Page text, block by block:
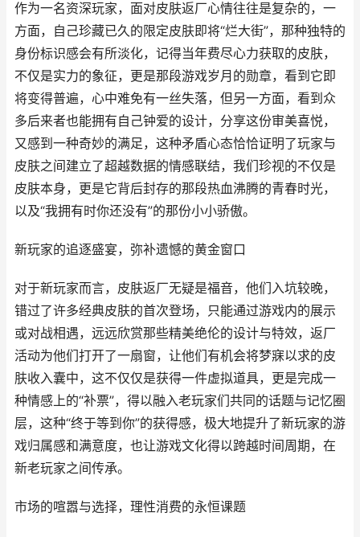
作为一名资深玩家，面对皮肤返厂心情往往是复杂的，一
方面，自己珍藏已久的限定皮肤即将“烂大街”，那种独特的
身份标识感会有所淡化，记得当年费尽心力获取的皮肤，
不仅是实力的象征，更是那段游戏岁月的勋章，看到它即
将变得普遍，心中难免有一丝失落，但另一方面，看到众
多后来者也能拥有自己钟爱的设计，分享这份审美喜悦，
又感到一种奇妙的满足，这种矛盾心态恰恰证明了玩家与
皮肤之间建立了超越数据的情感联结，我们珍视的不仅是
皮肤本身，更是它背后封存的那段热血沸腾的青春时光，
以及“我拥有时你还没有”的那份小小骄傲。
新玩家的追逐盛宴，弥补遗憾的黄金窗口
对于新玩家而言，皮肤返厂无疑是福音，他们入坑较晚，
错过了许多经典皮肤的首次登场，只能通过游戏内的展示
或对战相遇，远远欣赏那些精美绝伦的设计与特效，返厂
活动为他们打开了一扇窗，让他们有机会将梦寐以求的皮
肤收入囊中，这不仅仅是获得一件虚拟道具，更是完成一
种情感上的“补票”，得以融入老玩家们共同的话题与记忆圈
层，这种“终于等到你”的获得感，极大地提升了新玩家的游
戏归属感和满意度，也让游戏文化得以跨越时间周期，在
新老玩家之间传承。
市场的喧嚣与选择，理性消费的永恒课题